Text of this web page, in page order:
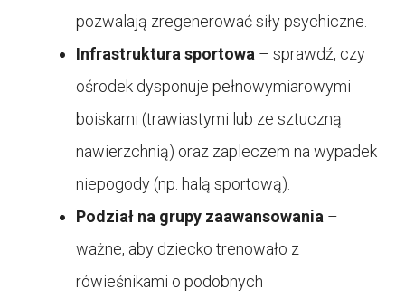
pozwalają zregenerować siły psychiczne.
Infrastruktura sportowa – sprawdź, czy
ośrodek dysponuje pełnowymiarowymi
boiskami (trawiastymi lub ze sztuczną
nawierzchnią) oraz zapleczem na wypadek
niepogody (np. halą sportową).
Podział na grupy zaawansowania –
ważne, aby dziecko trenowało z
rówieśnikami o podobnych